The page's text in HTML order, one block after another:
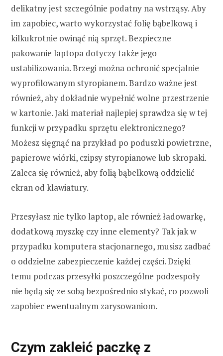
delikatny jest szczególnie podatny na wstrząsy. Aby
im zapobiec, warto wykorzystać folię bąbelkową i
kilkukrotnie owinąć nią sprzęt. Bezpieczne
pakowanie laptopa dotyczy także jego
ustabilizowania. Brzegi można ochronić specjalnie
wyprofilowanym styropianem. Bardzo ważne jest
również, aby dokładnie wypełnić wolne przestrzenie
w kartonie. Jaki materiał najlepiej sprawdza się w tej
funkcji w przypadku sprzętu elektronicznego?
Możesz sięgnąć na przykład po poduszki powietrzne,
papierowe wiórki, czipsy styropianowe lub skropaki.
Zaleca się również, aby folią bąbelkową oddzielić
ekran od klawiatury.
Przesyłasz nie tylko laptop, ale również ładowarkę,
dodatkową myszkę czy inne elementy? Tak jak w
przypadku komputera stacjonarnego, musisz zadbać
o oddzielne zabezpieczenie każdej części. Dzięki
temu podczas przesyłki poszczególne podzespoły
nie będą się ze sobą bezpośrednio stykać, co pozwoli
zapobiec ewentualnym zarysowaniom.
Czym zakleić paczkę z